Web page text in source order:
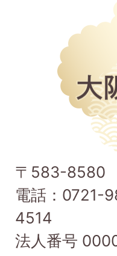
町
Taishi
Town
〒583-8580
電話：0721-
4514
法人番号